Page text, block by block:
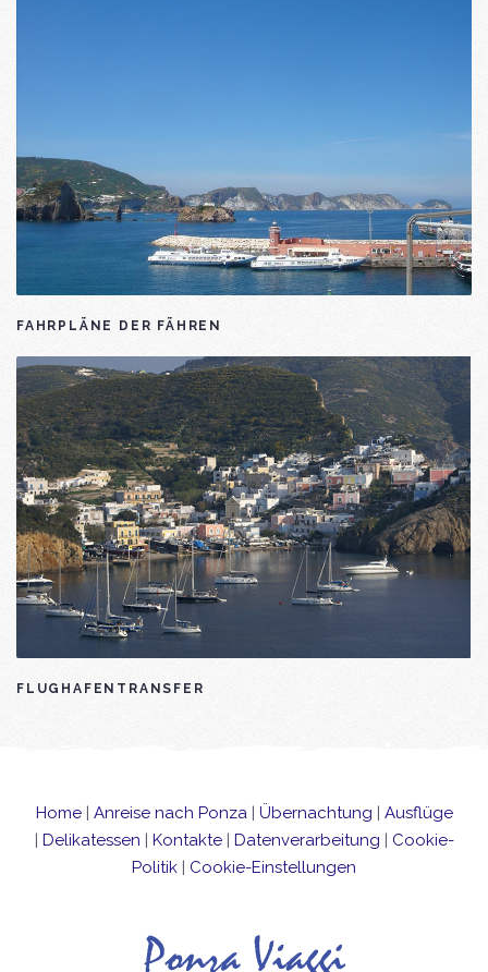
FAHRPLÄNE DER FÄHREN
FLUGHAFENTRANSFER
Home| Anreise nach Ponza| Übernachtung | Ausflüge
| Delikatessen | Kontakte| Datenverarbeitung | Cookie-
Politik | Cookie-Einstellungen